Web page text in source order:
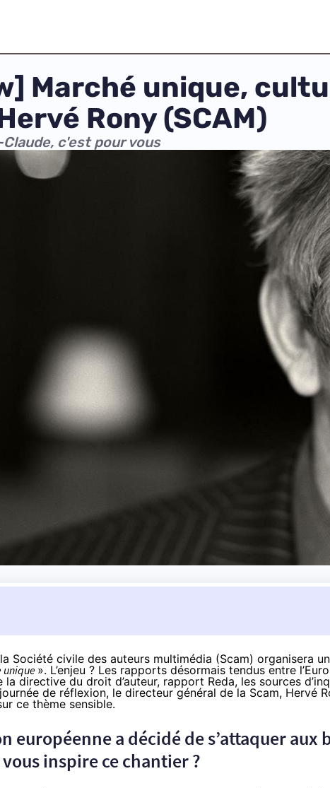
Marché unique,
Rony (SCAM)
c'est pour vous
Société civile des auteurs multimédia (Scam) organisera
unique ». L’enjeu ? Les rapports désormais tendus entre
la directive du droit d’auteur, rapport Reda, les sources
de réflexion, le directeur général de la Scam, Hervé
ce thème sensible.
européenne a décidé de s’attaquer
vous inspire ce chantier ?